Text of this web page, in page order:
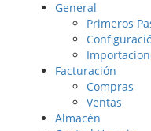
General
Primeros
Facturación
Compras
Ventas
Almacén